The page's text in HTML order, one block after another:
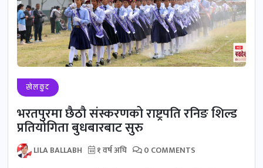
खेलकुद
भरतपुरमा छैठौ संस्करणको राष्ट्रपति रनिङ शिल्ड
प्रतियोगिता बुधबारबाट सुरु
LILA BALLABH १ वर्ष अघि 0 COMMENTS